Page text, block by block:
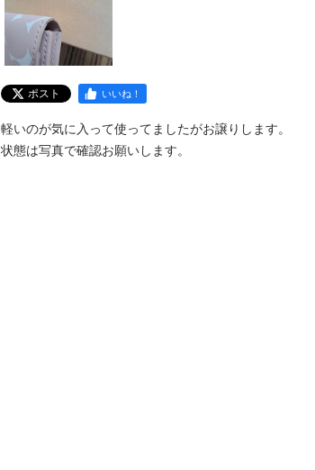
ポスト いいね！
軽いのが気に入って使ってましたがお譲りします。
状態は写真で確認お願いします。